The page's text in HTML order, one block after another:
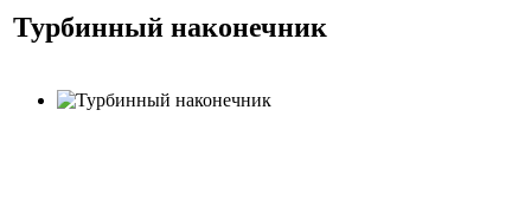
Турбинный наконечник